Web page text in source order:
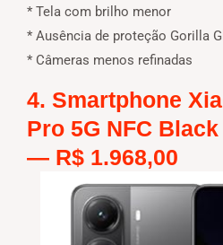
* Tela com brilho menor
* Ausência de proteção Gorilla
* Câmeras menos refinadas
4. Smartphone
Pro 5G NFC
— R$ 1.968,00